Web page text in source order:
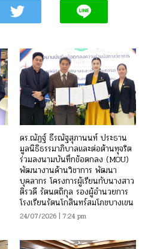
ดร.ณัฏฐ์ ธีรณัฐสุภานนท์ ประธาน
มูลนิธิธรรมาภิบาลและต่อต้านทุจริต
ร่วมลงนามบันทึกข้อตกลง (MOU)
พัฒนางานด้านวิชาการ พัฒนา
บุคลากร โครงการผู้เรียนกับนางสาว
ติรวดี รัตนตถิกุล รองผู้อำนวยการ
โรงเรียนรัตนโกสินทร์สมโภชบางเขน
24/07/2026 | 7:24 pm